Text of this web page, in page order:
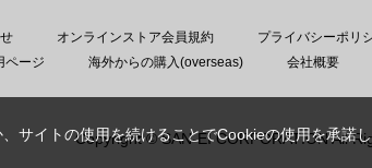
オンラインストア会員規約 プライバシーポリ
ページ
海外からの購入(overseas) 会社概要
Copyright © SAN-EI CORPORATION All
サイトの使用を続けることでCookieの使用を承諾し